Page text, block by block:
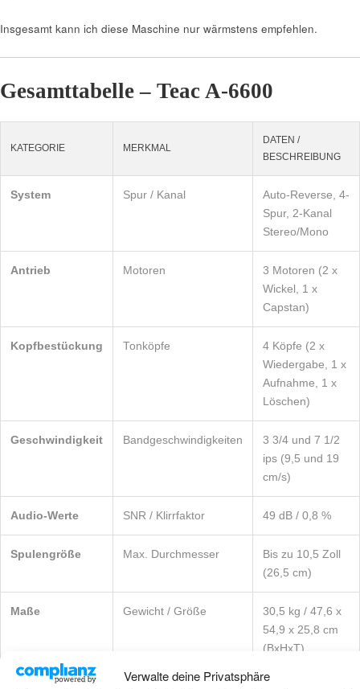
Verwalte deine Privatsphäre
Insgesamt kann ich diese Maschine nur wärmstens empfehlen.
Gesamttabelle – Teac A-6600
KATEGORIE MERKMAL
DATEN /
BESCHREIBUNG
System Spur / Kanal
Auto-Reverse, 4-
Spur, 2-Kanal
Stereo/Mono
Antrieb Motoren
3 Motoren (2 x
Wickel, 1 x
Capstan)
Kopfbestückung Tonköpfe
4 Köpfe (2 x
Wiedergabe, 1 x
Aufnahme, 1 x
Löschen)
Geschwindigkeit Bandgeschwindigkeiten
3 3/4 und 7 1/2
ips (9,5 und 19
cm/s)
Audio-Werte SNR / Klirrfaktor 49 dB / 0,8 %
Spulengröße Max. Durchmesser
Bis zu 10,5 Zoll
(26,5 cm)
Maße Gewicht / Größe
30,5 kg / 47,6 x
54,9 x 25,8 cm
(BxHxT)